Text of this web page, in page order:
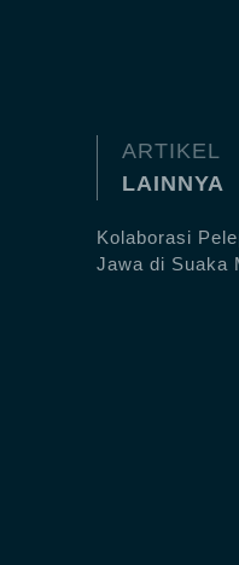
ARTIKEL
LAINNYA
Kolaborasi
Jawa di Suaka